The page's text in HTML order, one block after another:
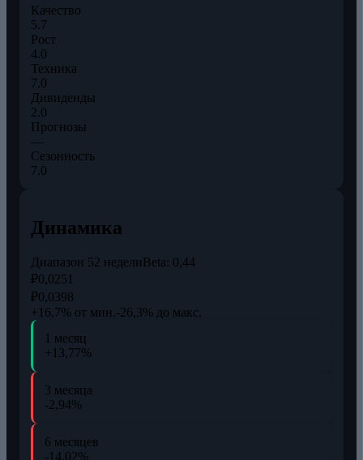
Качество
5.7
Рост
4.0
Техника
7.0
Дивиденды
2.0
Прогнозы
—
Сезонность
7.0
Динамика
Диапазон 52 неделиBeta: 0,44
₽0,0251
₽0,0398
+16,7% от мин.-26,3% до макс.
1 месяц
+13,77%
3 месяца
-2,94%
6 месяцев
-14,02%